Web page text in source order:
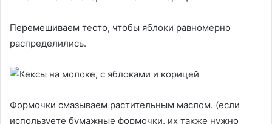
Перемешиваем тесто, чтобы яблоки равномерно
распределились.
Формочки смазываем растительным маслом. (если
используете бумажные формочки, их также нужно